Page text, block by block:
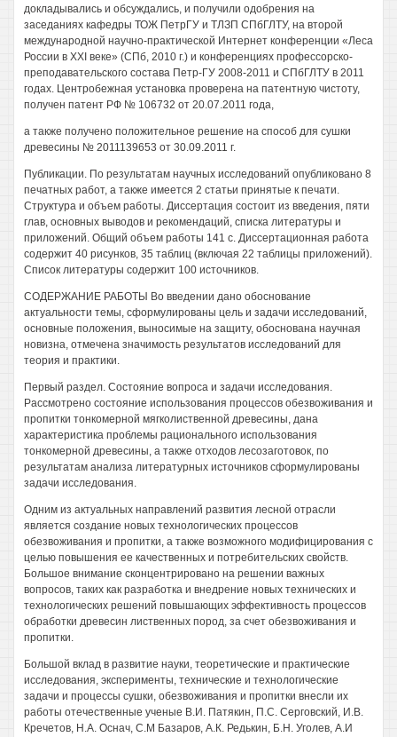
докладывались и обсуждались, и получили одобрения на
заседаниях кафедры ТОЖ ПетрГУ и ТЛЗП СПбГЛТУ, на второй
международной научно-практической Интернет конференции «Леса
России в XXI веке» (СПб, 2010 г.) и конференциях профессорско-
преподавательского состава Петр-ГУ 2008-2011 и СПбГЛТУ в 2011
годах. Центробежная установка проверена на патентную чистоту,
получен патент РФ № 106732 от 20.07.2011 года,
а также получено положительное решение на способ для сушки
древесины № 2011139653 от 30.09.2011 г.
Публикации. По результатам научных исследований опубликовано 8
печатных работ, а также имеется 2 статьи принятые к печати.
Структура и объем работы. Диссертация состоит из введения, пяти
глав, основных выводов и рекомендаций, списка литературы и
приложений. Общий объем работы 141 с. Диссертационная работа
содержит 40 рисунков, 35 таблиц (включая 22 таблицы приложений).
Список литературы содержит 100 источников.
СОДЕРЖАНИЕ РАБОТЫ Во введении дано обоснование
актуальности темы, сформулированы цель и задачи исследований,
основные положения, выносимые на защиту, обоснована научная
новизна, отмечена значимость результатов исследований для
теория и практики.
Первый раздел. Состояние вопроса и задачи исследования.
Рассмотрено состояние использования процессов обезвоживания и
пропитки тонкомерной мягколиственной древесины, дана
характеристика проблемы рационального использования
тонкомерной древесины, а также отходов лесозаготовок, по
результатам анализа литературных источников сформулированы
задачи исследования.
Одним из актуальных направлений развития лесной отрасли
является создание новых технологических процессов
обезвоживания и пропитки, а также возможного модифицирования с
целью повышения ее качественных и потребительских свойств.
Большое внимание сконцентрировано на решении важных
вопросов, таких как разработка и внедрение новых технических и
технологических решений повышающих эффективность процессов
обработки древесин лиственных пород, за счет обезвоживания и
пропитки.
Большой вклад в развитие науки, теоретические и практические
исследования, эксперименты, технические и технологические
задачи и процессы сушки, обезвоживания и пропитки внесли их
работы отечественные ученые В.И. Патякин, П.С. Серговский, И.В.
Кречетов, H.A. Оснач, С.М Базаров, А.К. Редькин, Б.Н. Уголев, А.И